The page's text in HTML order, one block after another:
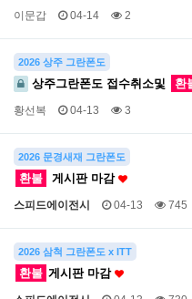
이문갑 04-14 2
2026 상주 그란폰도
상주그란폰도 접수취소및 환
황선복 04-13 3
2026 문경새재 그란폰도
환불 게시판 마감
스피드에이전시 04-13 745
2026 삼척 그란폰도 x ITT
환불 게시판 마감